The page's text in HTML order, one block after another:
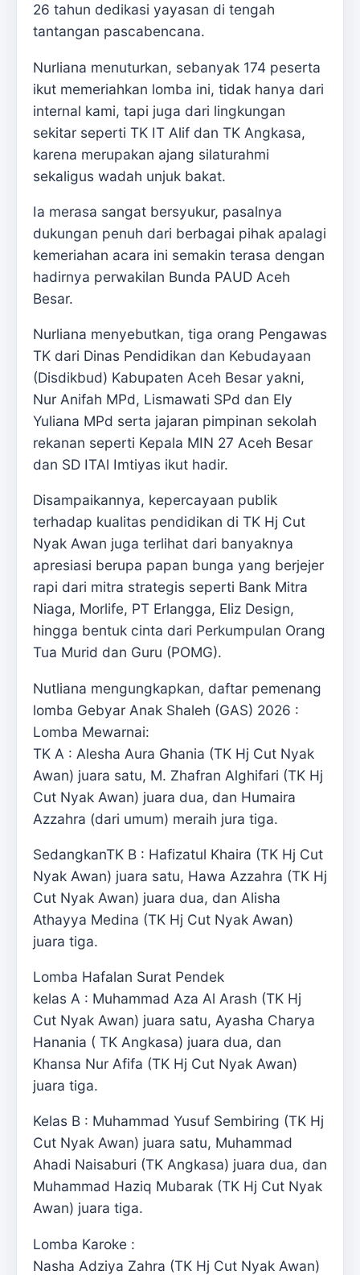
26 tahun dedikasi yayasan di tengah
tantangan pascabencana.
Nurliana menuturkan, sebanyak 174 peserta
ikut memeriahkan lomba ini, tidak hanya dari
internal kami, tapi juga dari lingkungan
sekitar seperti TK IT Alif dan TK Angkasa,
karena merupakan ajang silaturahmi
sekaligus wadah unjuk bakat.
Ia merasa sangat bersyukur, pasalnya
dukungan penuh dari berbagai pihak apalagi
kemeriahan acara ini semakin terasa dengan
hadirnya perwakilan Bunda PAUD Aceh
Besar.
Nurliana menyebutkan, tiga orang Pengawas
TK dari Dinas Pendidikan dan Kebudayaan
(Disdikbud) Kabupaten Aceh Besar yakni,
Nur Anifah MPd, Lismawati SPd dan Ely
Yuliana MPd serta jajaran pimpinan sekolah
rekanan seperti Kepala MIN 27 Aceh Besar
dan SD ITAl Imtiyas ikut hadir.
Disampaikannya, kepercayaan publik
terhadap kualitas pendidikan di TK Hj Cut
Nyak Awan juga terlihat dari banyaknya
apresiasi berupa papan bunga yang berjejer
rapi dari mitra strategis seperti Bank Mitra
Niaga, Morlife, PT Erlangga, Eliz Design,
hingga bentuk cinta dari Perkumpulan Orang
Tua Murid dan Guru (POMG).
Nutliana mengungkapkan, daftar pemenang
lomba Gebyar Anak Shaleh (GAS) 2026 :
Lomba Mewarnai:
TK A : Alesha Aura Ghania (TK Hj Cut Nyak
Awan) juara satu, M. Zhafran Alghifari (TK Hj
Cut Nyak Awan) juara dua, dan Humaira
Azzahra (dari umum) meraih jura tiga.
SedangkanTK B : Hafizatul Khaira (TK Hj Cut
Nyak Awan) juara satu, Hawa Azzahra (TK Hj
Cut Nyak Awan) juara dua, dan Alisha
Athayya Medina (TK Hj Cut Nyak Awan)
juara tiga.
Lomba Hafalan Surat Pendek
kelas A : Muhammad Aza Al Arash (TK Hj
Cut Nyak Awan) juara satu, Ayasha Charya
Hanania ( TK Angkasa) juara dua, dan
Khansa Nur Afifa (TK Hj Cut Nyak Awan)
juara tiga.
Kelas B : Muhammad Yusuf Sembiring (TK Hj
Cut Nyak Awan) juara satu, Muhammad
Ahadi Naisaburi (TK Angkasa) juara dua, dan
Muhammad Haziq Mubarak (TK Hj Cut Nyak
Awan) juara tiga.
Lomba Karoke :
Nasha Adziya Zahra (TK Hj Cut Nyak Awan)